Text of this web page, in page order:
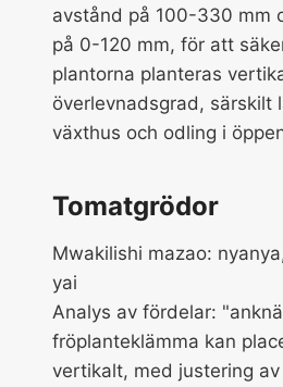
avstånd på 100-330 mm
på 0-120 mm, för att
plantorna planteras
överlevnadsgrad, särskilt
växthus och odling i
Tomatgrödor
Mwakilishi mazao:
yai
Analys av fördelar:
fröplanteklämma kan
vertikalt, med justering